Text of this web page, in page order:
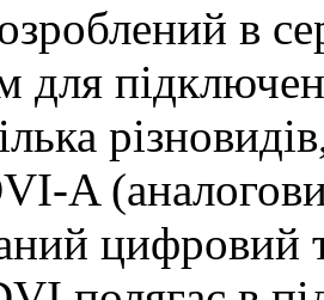
в
для
A
цифровий